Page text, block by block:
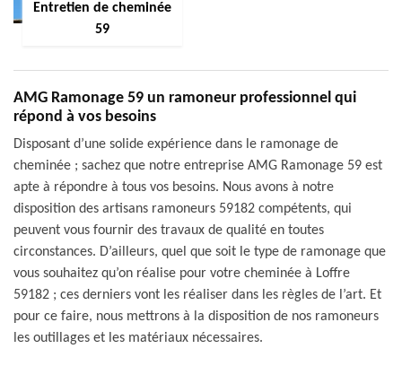
Entretien de cheminée
59
AMG Ramonage 59 un ramoneur professionnel qui
répond à vos besoins
Disposant d’une solide expérience dans le ramonage de
cheminée ; sachez que notre entreprise AMG Ramonage 59 est
apte à répondre à tous vos besoins. Nous avons à notre
disposition des artisans ramoneurs 59182 compétents, qui
peuvent vous fournir des travaux de qualité en toutes
circonstances. D’ailleurs, quel que soit le type de ramonage que
vous souhaitez qu’on réalise pour votre cheminée à Loffre
59182 ; ces derniers vont les réaliser dans les règles de l’art. Et
pour ce faire, nous mettrons à la disposition de nos ramoneurs
les outillages et les matériaux nécessaires.